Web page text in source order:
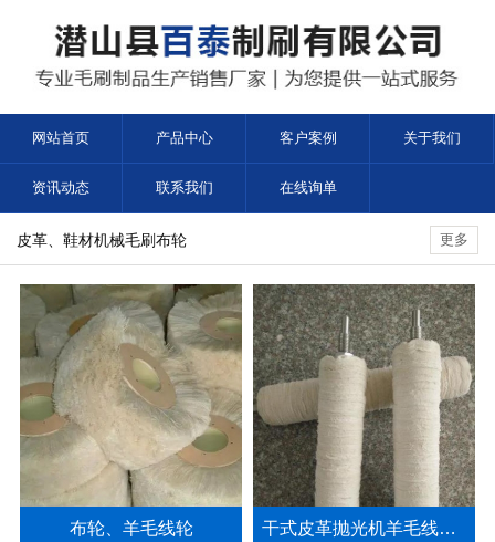
网站首页 产品中心 客户案例 关于我们
资讯动态 联系我们 在线询单
更多
皮革、鞋材机械毛刷布轮
布轮、羊毛线轮 干式皮革抛光机羊毛线辊、布辊